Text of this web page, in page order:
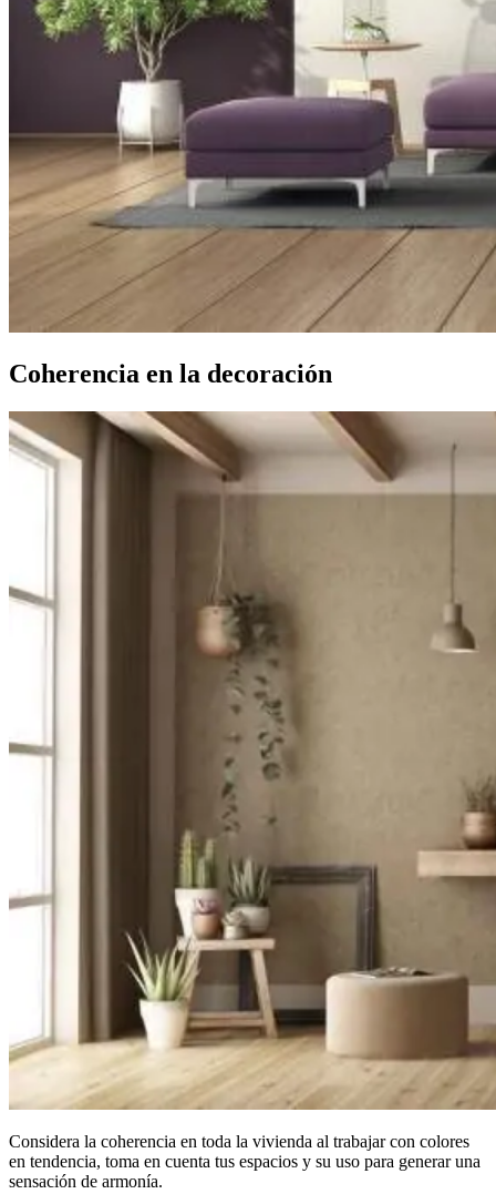
Coherencia en la decoración
Considera la coherencia en toda la vivienda al trabajar con colores
en tendencia, toma en cuenta tus espacios y su uso para generar una
sensación de armonía.